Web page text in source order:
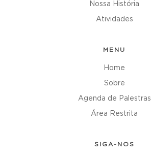
Nossa História
Atividades
MENU
Home
Sobre
Agenda de Palestras
Área Restrita
SIGA-NOS